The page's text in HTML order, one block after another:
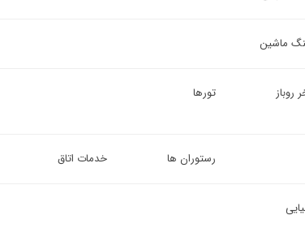
ماشین
روباز تورها
رستوران ها خدمات اتاق